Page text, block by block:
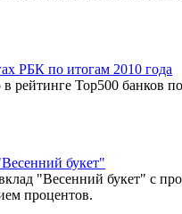
по итогам 2010 года
Top500 банков
букет"
"Весенний букет" с
процентов.